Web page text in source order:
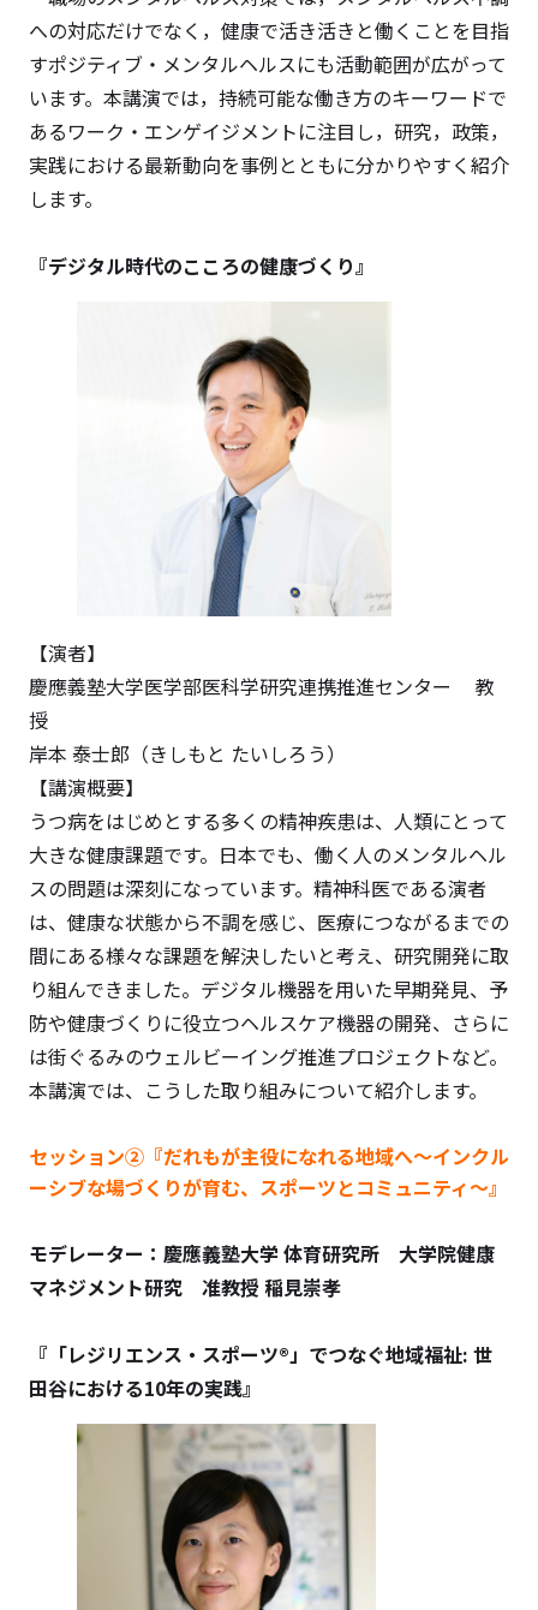
への対応だけでなく，健康で活き活きと働くことを目指
すポジティブ・メンタルヘルスにも活動範囲が広がって
います。本講演では，持続可能な働き方のキーワードで
あるワーク・エンゲイジメントに注目し，研究，政策，
実践における最新動向を事例とともに分かりやすく紹介
します。
『デジタル時代のこころの健康づくり』
【演者】
慶應義塾大学医学部医科学研究連携推進センター 教
授
岸本 泰士郎（きしもと たいしろう）
【講演概要】
うつ病をはじめとする多くの精神疾患は、人類にとって
大きな健康課題です。日本でも、働く人のメンタルヘル
スの問題は深刻になっています。精神科医である演者
は、健康な状態から不調を感じ、医療につながるまでの
間にある様々な課題を解決したいと考え、研究開発に取
り組んできました。デジタル機器を用いた早期発見、予
防や健康づくりに役立つヘルスケア機器の開発、さらに
は街ぐるみのウェルビーイング推進プロジェクトなど。
本講演では、こうした取り組みについて紹介します。
セッション②『だれもが主役になれる地域へ～インクル
ーシブな場づくりが育む、スポーツとコミュニティ～』
モデレーター：慶應義塾大学 体育研究所 大学院健康
マネジメント研究 准教授 稲見崇孝
『「レジリエンス・スポーツ®」でつなぐ地域福祉: 世
田谷における10年の実践』